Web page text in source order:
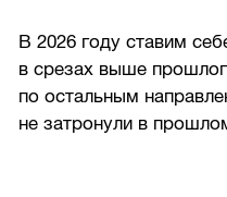
В 2026 году ставим
в срезах выше
по остальным
не затронули в